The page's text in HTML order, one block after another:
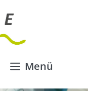
Menü